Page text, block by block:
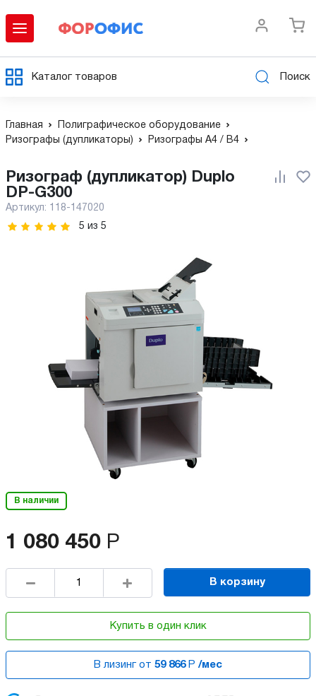
Каталог товаров Поиск
Главная
Полиграфическое оборудование
Ризографы (дупликаторы)
Ризографы А4 / B4
Ризограф (дупликатор) Duplo
DP-G300
Артикул: 118-147020
5 из 5
В наличии
1 080 450 Р
В корзину
Купить в один клик
В лизинг от 59 866 Р /мес